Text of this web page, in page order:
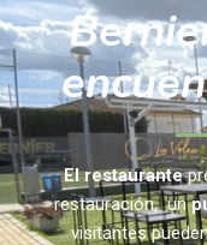
El restaurante
restauración, un
visitantes